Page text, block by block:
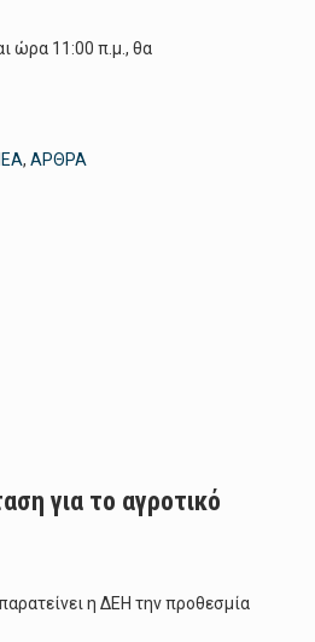
ώρα 11:00 π.μ., θα
, ΑΡΘΡΑ
για το αγροτικό
η ΔΕΗ την προθεσμία